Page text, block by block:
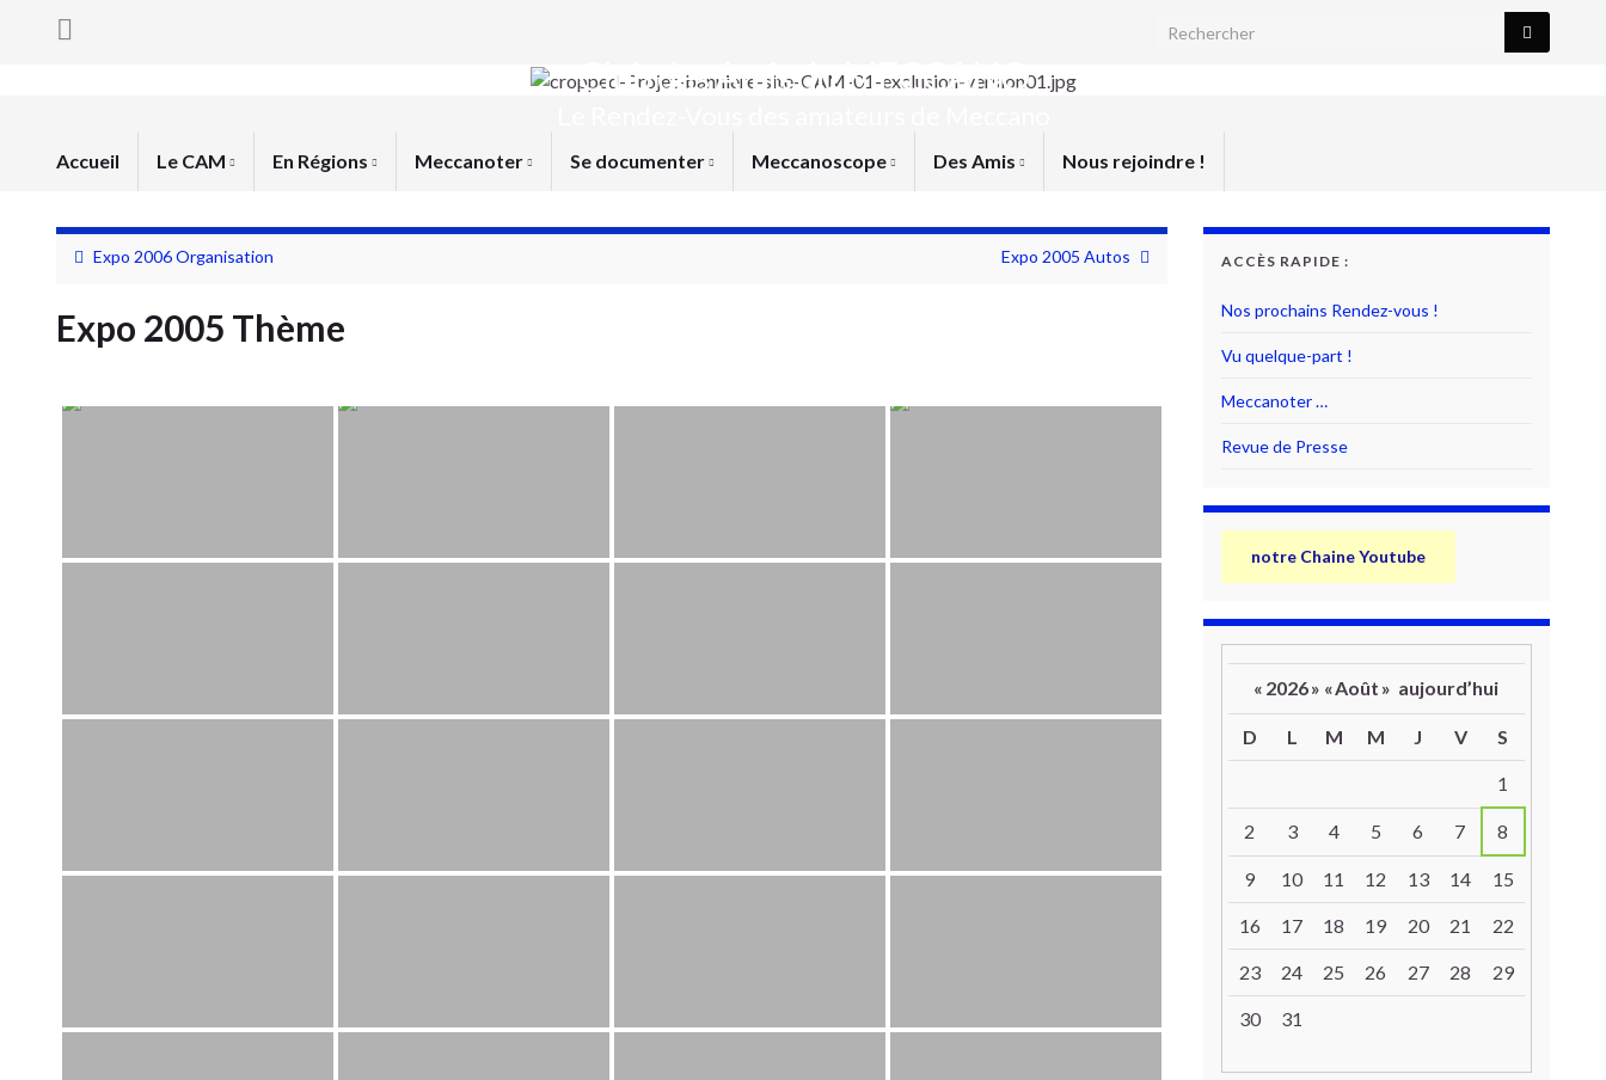
Search for:
Club des Amis du MECCANO
Accueil Le CAM En Régions Meccanoter Se documenter Meccanoscope Des Amis Nous rejoindre !
Expo 2006 Organisation Expo 2005 Autos
Expo 2005 Thème
ACCÈS RAPIDE :
Nos prochains Rendez-vous !
Vu quelque-part !
Meccanoter …
Revue de Presse
notre Chaine Youtube
« 2026» «Août » aujourd’hui
D L M M J V S
1
2 3 4 5 6 7 8
9 10 11 12 13 14 15
16 17 18 19 20 21 22
23 24 25 26 27 28 29
30 31